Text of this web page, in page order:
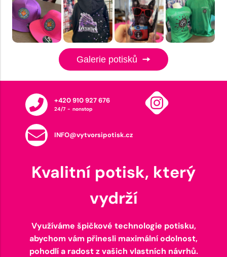
Galerie potisků
+420 910 927 676
24/7 - nonstop
INFO@vytvorsipotisk.cz
Kvalitní potisk, který
vydrží
Využíváme špičkové technologie potisku,
abychom vám přinesli maximální odolnost,
pohodlí a radost z vašich vlastních návrhů.